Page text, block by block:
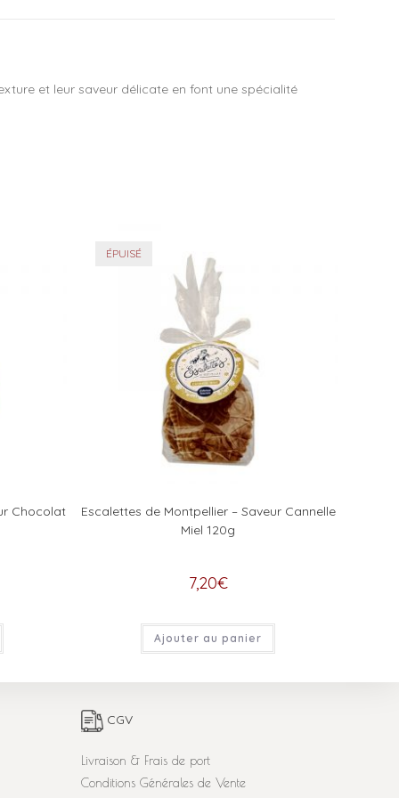
et leur saveur délicate en font une spécialité
Chocolat
ÉPUISÉ
Escalettes de Montpellier – Saveur Cannelle
Miel 120g
7,20€
Ajouter au panier
CGV
Livraison & Frais de port
Conditions Générales de Vente